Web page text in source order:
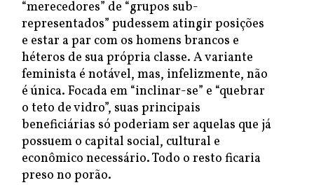
“merecedores” de “grupos sub-
representados” pudessem atingir posições
e estar a par com os homens brancos e
héteros de sua própria classe. A variante
feminista é notável, mas, infelizmente, não
é única. Focada em “inclinar-se” e “quebrar
o teto de vidro”, suas principais
beneficiárias só poderiam ser aquelas que já
possuem o capital social, cultural e
econômico necessário. Todo o resto ficaria
preso no porão.